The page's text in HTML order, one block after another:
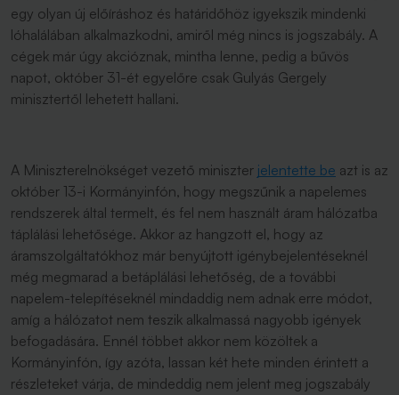
egy olyan új előíráshoz és határidőhöz igyekszik mindenki
lóhalálában alkalmazkodni, amiről még nincs is jogszabály. A
cégek már úgy akcióznak, mintha lenne, pedig a bűvös
napot, október 31-ét egyelőre csak Gulyás Gergely
minisztertől lehetett hallani.
A Miniszterelnökséget vezető miniszter jelentette be azt is az
október 13-i Kormányinfón, hogy megszűnik a napelemes
rendszerek által termelt, és fel nem használt áram hálózatba
táplálási lehetősége. Akkor az hangzott el, hogy az
áramszolgáltatókhoz már benyújtott igénybejelentéseknél
még megmarad a betáplálási lehetőség, de a további
napelem-telepítéseknél mindaddig nem adnak erre módot,
amíg a hálózatot nem teszik alkalmassá nagyobb igények
befogadására. Ennél többet akkor nem közöltek a
Kormányinfón, így azóta, lassan két hete minden érintett a
részleteket várja, de mindeddig nem jelent meg jogszabály